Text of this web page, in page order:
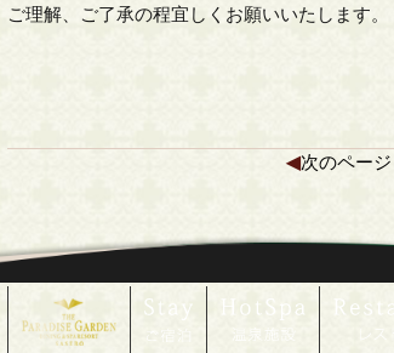
ご理解、ご了承の程宜しくお願いいたします。
◀次のページ